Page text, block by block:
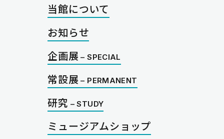
当館について
お知らせ
企画展
常設展
研究
ミュージアムショップ